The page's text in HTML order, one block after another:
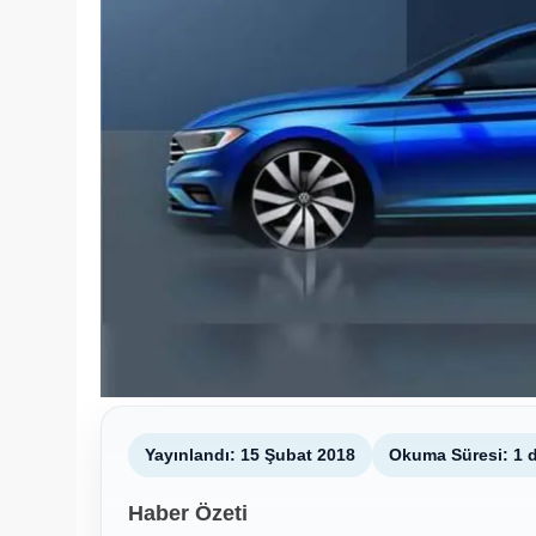
Yayınlandı: 15 Şubat 2018 Okuma Süresi: 1
Haber Özeti